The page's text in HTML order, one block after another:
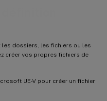
dossiers, les fichiers ou les
créer vos propres fichiers de
UE-V pour créer un fichier